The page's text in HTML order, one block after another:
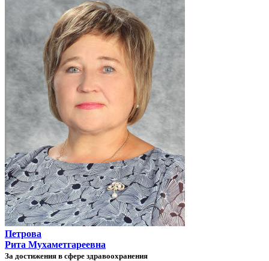
Петрова
Рита Мухаметгареевна
За достижения в сфере здравоохранения